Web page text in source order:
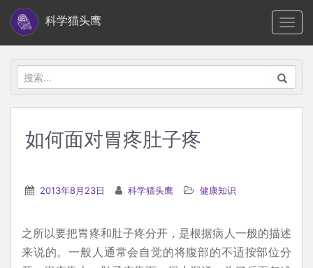
i
科学猫头鹰
搜
索：
如何面对胃疼肚子疼
2013年8月23日 科学猫头鹰 健康知识
之所以要把胃疼和肚子疼分开，是根据病人一般的描述
来说的。一般人通常会自觉的将腹部的不适按部位分